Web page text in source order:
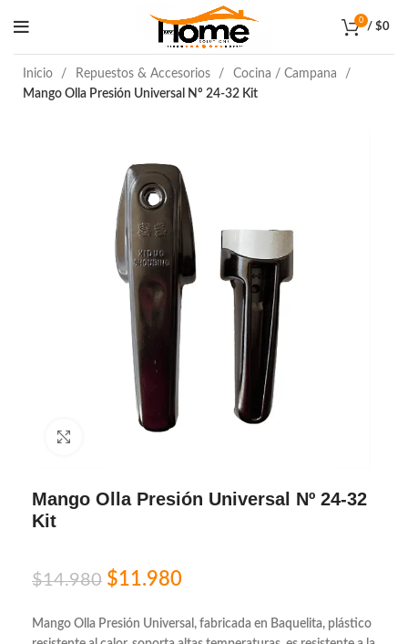
0
/ $0
Inicio Repuestos & Accesorios
Cocina / Campana
Mango Olla Presión Universal Nº 24-32 Kit
Mango Olla Presión Universal Nº 24-32
Kit
$14.980 $11.980
Mango Olla Presión Universal, fabricada en Baquelita, plástico